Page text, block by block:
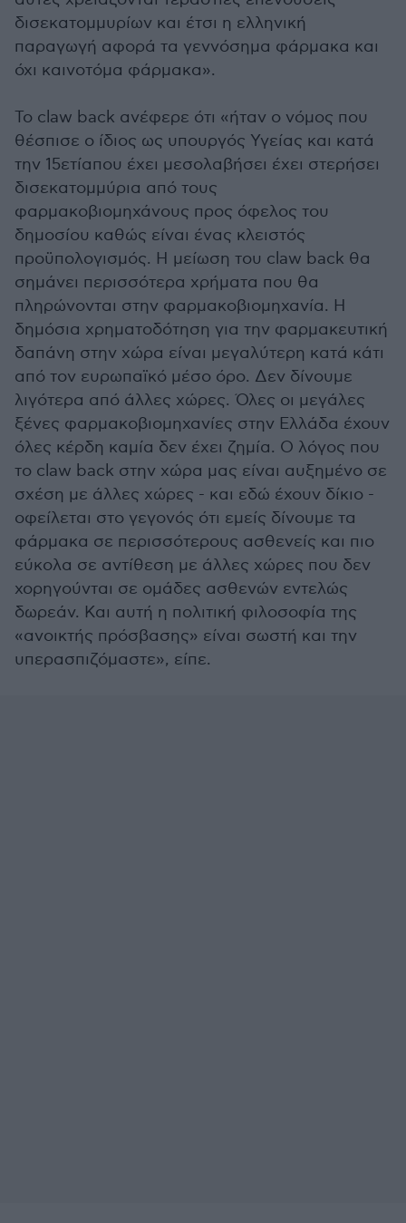
δισεκατομμυρίων και έτσι η ελληνική
παραγωγή αφορά τα γεννόσημα φάρμακα και
όχι καινοτόμα φάρμακα».
Το claw back ανέφερε ότι «ήταν ο νόμος που
θέσπισε ο ίδιος ως υπουργός Υγείας και κατά
την 15ετίαπου έχει μεσολαβήσει έχει στερήσει
δισεκατομμύρια από τους
φαρμακοβιομηχάνους προς όφελος του
δημοσίου καθώς είναι ένας κλειστός
προϋπολογισμός. Η μείωση του claw back θα
σημάνει περισσότερα χρήματα που θα
πληρώνονται στην φαρμακοβιομηχανία. Η
δημόσια χρηματοδότηση για την φαρμακευτική
δαπάνη στην χώρα είναι μεγαλύτερη κατά κάτι
από τον ευρωπαϊκό μέσο όρο. Δεν δίνουμε
λιγότερα από άλλες χώρες. Όλες οι μεγάλες
ξένες φαρμακοβιομηχανίες στην Ελλάδα έχουν
όλες κέρδη καμία δεν έχει ζημία. Ο λόγος που
το claw back στην χώρα μας είναι αυξημένο σε
σχέση με άλλες χώρες - και εδώ έχουν δίκιο -
οφείλεται στο γεγονός ότι εμείς δίνουμε τα
φάρμακα σε περισσότερους ασθενείς και πιο
εύκολα σε αντίθεση με άλλες χώρες που δεν
χορηγούνται σε ομάδες ασθενών εντελώς
δωρεάν. Και αυτή η πολιτική φιλοσοφία της
«ανοικτής πρόσβασης» είναι σωστή και την
υπερασπιζόμαστε», είπε.